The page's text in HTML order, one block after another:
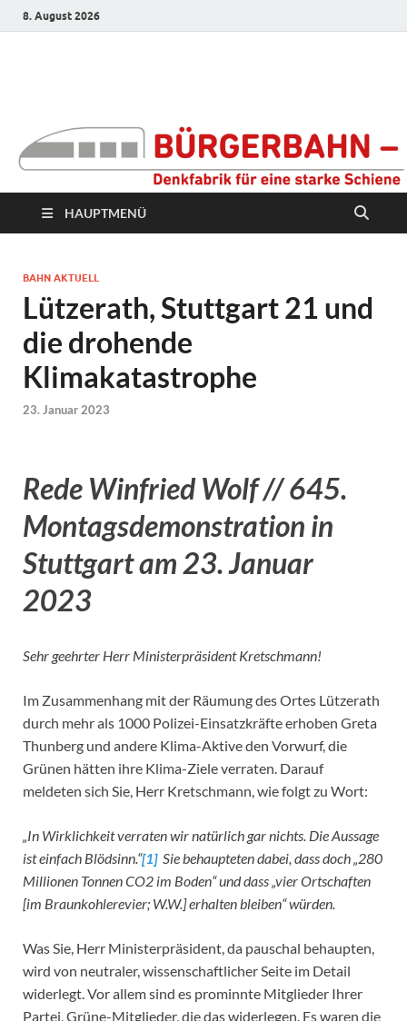
8. August 2026
Denkfabrik für eine
starke Schiene
HAUPTMENÜ
BAHN AKTUELL
Lützerath, Stuttgart 21 und
die drohende
Klimakatastrophe
23. Januar 2023
Rede Winfried Wolf // 645.
Montagsdemonstration in
Stuttgart am 23. Januar
2023
Sehr geehrter Herr Ministerpräsident Kretschmann!
Im Zusammenhang mit der Räumung des Ortes Lützerath
durch mehr als 1000 Polizei-Einsatzkräfte erhoben Greta
Thunberg und andere Klima-Aktive den Vorwurf, die
Grünen hätten ihre Klima-Ziele verraten. Darauf
meldeten sich Sie, Herr Kretschmann, wie folgt zu Wort:
„In Wirklichkeit verraten wir natürlich gar nichts. Die Aussage
ist einfach Blödsinn.“[1]Sie behaupteten dabei, dass doch „280
Millionen Tonnen CO2 im Boden“ und dass „vier Ortschaften
[im Braunkohlerevier; W.W.] erhalten bleiben“ würden.
Was Sie, Herr Ministerpräsident, da pauschal behaupten,
wird von neutraler, wissenschaftlicher Seite im Detail
widerlegt. Vor allem sind es prominnte Mitglieder Ihrer
Partei, Grüne-Mitglieder, die das widerlegen. Es waren die